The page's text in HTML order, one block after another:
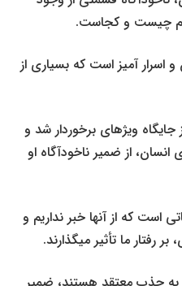
چیست و کجاست.
اسرار آمیز است که بسیاری از
جایگاه ویژه­ای برخوردار شد و
انسان، از ضمیر ناخودآگاه او
است که از آ­ن­ها خبر نداریم و
رفتار ما تأثیر می­گذارند.